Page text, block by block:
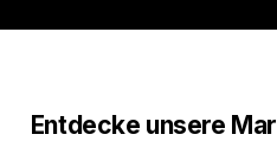
Entdecke unsere